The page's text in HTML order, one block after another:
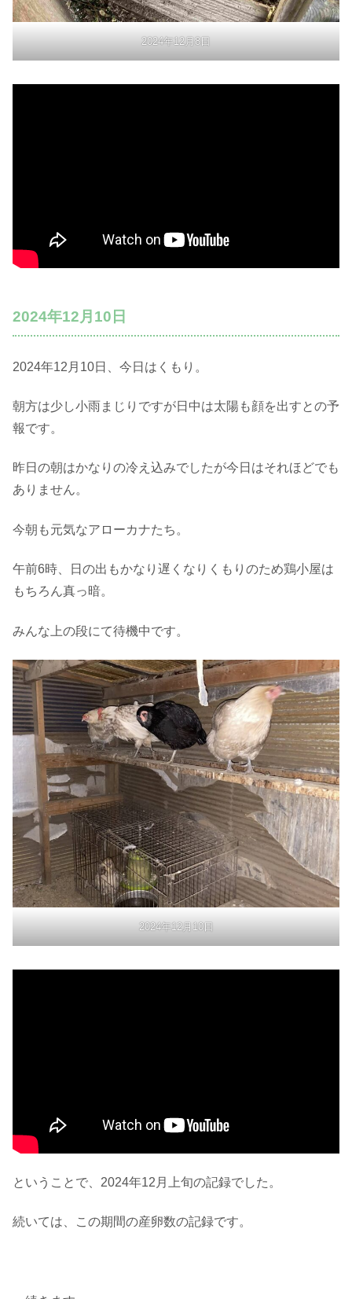
2024年12月8日
2024年12月10日
2024年12月10日、今日はくもり。
朝方は少し小雨まじりですが日中は太陽も顔を出すとの予
報です。
昨日の朝はかなりの冷え込みでしたが今日はそれほどでも
ありません。
今朝も元気なアローカナたち。
午前6時、日の出もかなり遅くなりくもりのため鶏小屋は
もちろん真っ暗。
みんな上の段にて待機中です。
2024年12月10日
ということで、2024年12月上旬の記録でした。
続いては、この期間の産卵数の記録です。